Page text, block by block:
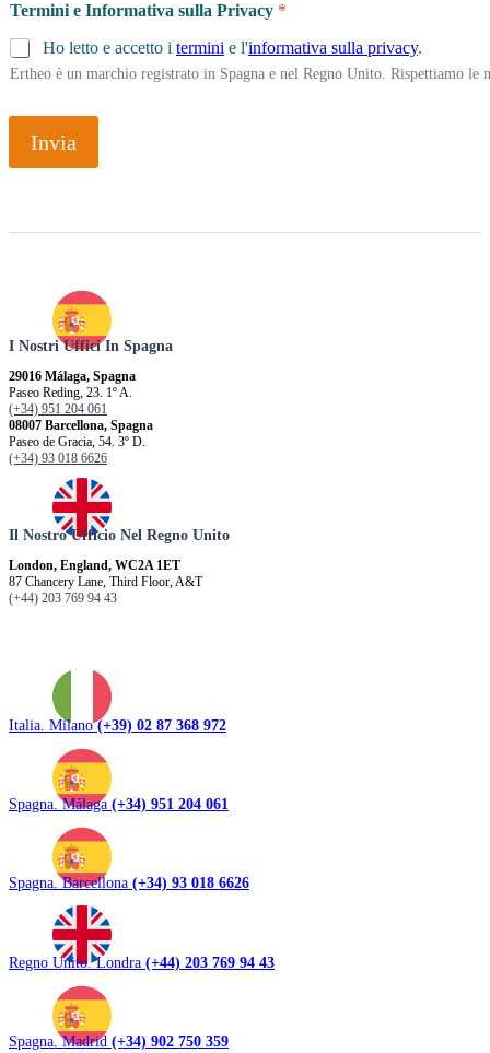
Termini e Informativa sulla Privacy *
Ho letto e accetto i termini e l'informativa sulla privacy.
Ertheo è un marchio registrato in Spagna e nel Regno Unito. Rispettiamo
Invia
I Nostri Uffici In Spagna
29016 Málaga, Spagna
Paseo Reding, 23. 1º A.
(+34) 951 204 061
08007 Barcellona, ​​Spagna
Paseo de Gracia, 54. 3º D.
(+34) 93 018 6626
Il Nostro Ufficio Nel Regno Unito
London, England, WC2A 1ET
87 Chancery Lane, Third Floor, A&T
(+44) 203 769 94 43
Italia. Milano(+39) 02 87 368 972
Spagna. Málaga (+34) 951 204 061
Spagna. Barcellona (+34) 93 018 6626
Regno Unito. Londra (+44) 203 769 94 43
Spagna. Madrid (+34) 902 750 359